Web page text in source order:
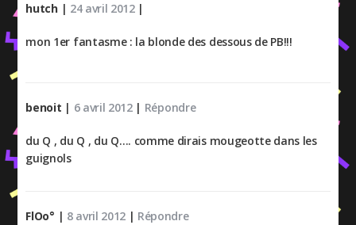
hutch | 24 avril 2012|
mon 1er fantasme : la blonde des dessous de PB!!!
benoit | 6 avril 2012| Répondre
du Q , du Q , du Q…. comme dirais mougeotte dans les
guignols
FlOo° | 8 avril 2012 | Répondre